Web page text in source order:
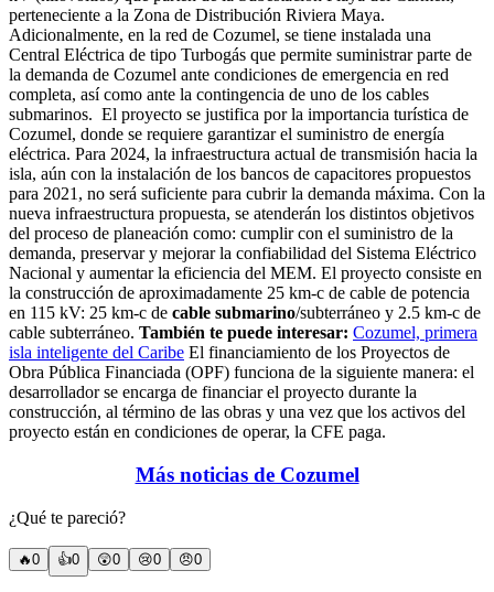
perteneciente a la Zona de Distribución Riviera Maya.
Adicionalmente, en la red de Cozumel, se tiene instalada una
Central Eléctrica de tipo Turbogás que permite suministrar parte de
la demanda de Cozumel ante condiciones de emergencia en red
completa, así como ante la contingencia de uno de los cables
submarinos. El proyecto se justifica por la importancia turística de
Cozumel, donde se requiere garantizar el suministro de energía
eléctrica. Para 2024, la infraestructura actual de transmisión hacia la
isla, aún con la instalación de los bancos de capacitores propuestos
para 2021, no será suficiente para cubrir la demanda máxima. Con la
nueva infraestructura propuesta, se atenderán los distintos objetivos
del proceso de planeación como: cumplir con el suministro de la
demanda, preservar y mejorar la confiabilidad del Sistema Eléctrico
Nacional y aumentar la eficiencia del MEM. El proyecto consiste en
la construcción de aproximadamente 25 km-c de cable de potencia
en 115 kV: 25 km-c de cable submarino/subterráneo y 2.5 km-c de
cable subterráneo. También te puede interesar: Cozumel, primera
isla inteligente del Caribe El financiamiento de los Proyectos de
Obra Pública Financiada (OPF) funciona de la siguiente manera: el
desarrollador se encarga de financiar el proyecto durante la
construcción, al término de las obras y una vez que los activos del
proyecto están en condiciones de operar, la CFE paga.
Más noticias de Cozumel
¿Qué te pareció?
🔥0 👍0 😲0 😢0 😠0